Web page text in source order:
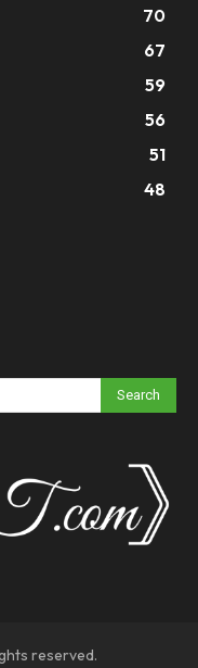
70
67
59
56
51
48
Search
reserved.